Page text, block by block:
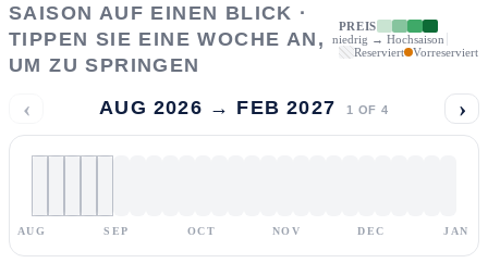
SAISON AUF EINEN BLICK ·
TIPPEN SIE EINE WOCHE AN,
UM ZU SPRINGEN
PREIS
niedrig → Hochsaison
Reserviert
Vorreserviert
‹ AUG 2026 → FEB 2027 1 OF 4 ›
AUG SEP OCT NOV DEC JAN